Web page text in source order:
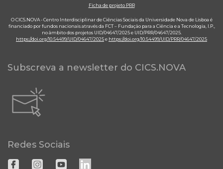
Ficha de projeto PRR
O CICS.NOVA - Centro Interdisciplinar de Ciências Sociais da Universidade Nova de Lisboa é
financiado por fundos nacionais através da FCT – Fundação para a Ciência e a Tecnologia, I.P.,
no âmbito dos projetos UID/04647/2025 e UID/PRR/04647/2025.
https://doi.org/10.54499/UID/04647/2025e https://doi.org/10.54499/UID/PRR/04647/2025
Subscreva a newsletter do CICS.NOVA
Redes Sociais